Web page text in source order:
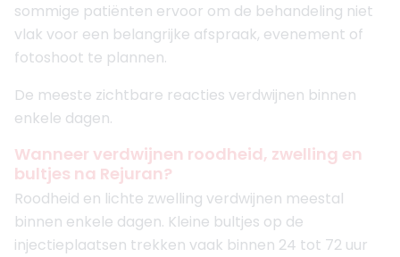
sommige patiënten ervoor om de behandeling niet
vlak voor een belangrijke afspraak, evenement of
fotoshoot te plannen.
De meeste zichtbare reacties verdwijnen binnen
enkele dagen.
Wanneer verdwijnen roodheid, zwelling en
bultjes na Rejuran?
Roodheid en lichte zwelling verdwijnen meestal
binnen enkele dagen. Kleine bultjes op de
injectieplaatsen trekken vaak binnen 24 tot 72 uur